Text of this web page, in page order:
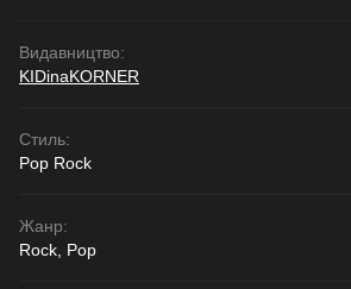
Видавництво:
KIDinaKORNER
Стиль:
Pop Rock
Жанр:
Rock, Pop